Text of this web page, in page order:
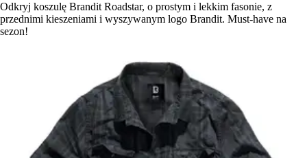
Odkryj koszulę Brandit Roadstar, o prostym i lekkim fasonie, z
przednimi kieszeniami i wyszywanym logo Brandit. Must-have na
sezon!